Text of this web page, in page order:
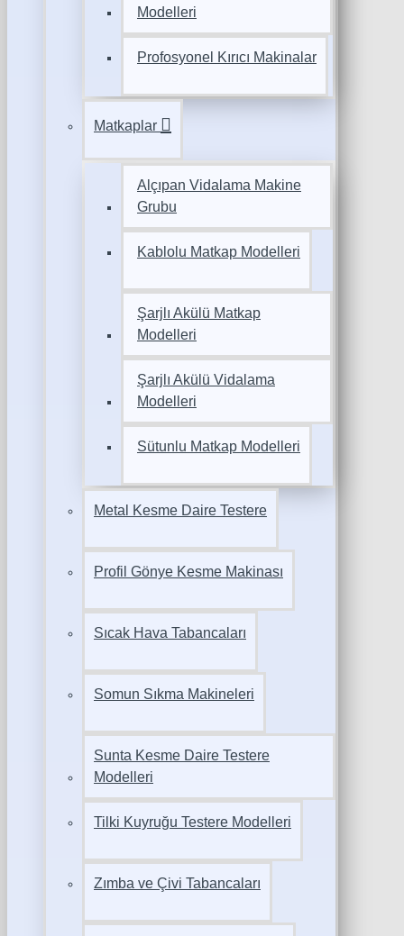
Modelleri
Profosyonel Kırıcı Makinalar
Matkaplar
Alçıpan Vidalama Makine
Grubu
Kablolu Matkap Modelleri
Şarjlı Akülü Matkap
Modelleri
Şarjlı Akülü Vidalama
Modelleri
Sütunlu Matkap Modelleri
Metal Kesme Daire Testere
Profil Gönye Kesme Makinası
Sıcak Hava Tabancaları
Somun Sıkma Makineleri
Sunta Kesme Daire Testere
Modelleri
Tilki Kuyruğu Testere Modelleri
Zımba ve Çivi Tabancaları